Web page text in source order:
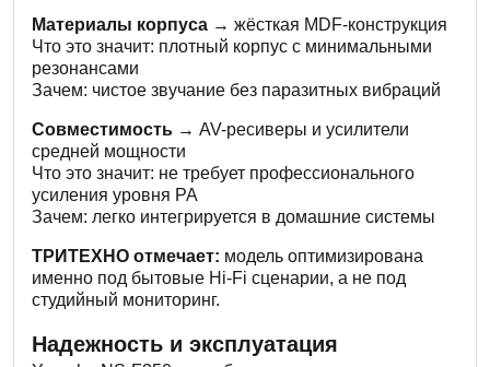
Материалы корпуса → жёсткая MDF-конструкция
Что это значит: плотный корпус с минимальными
резонансами
Зачем: чистое звучание без паразитных вибраций
Совместимость → AV-ресиверы и усилители
средней мощности
Что это значит: не требует профессионального
усиления уровня PA
Зачем: легко интегрируется в домашние системы
ТРИТЕХНО отмечает: модель оптимизирована
именно под бытовые Hi-Fi сценарии, а не под
студийный мониторинг.
Надежность и эксплуатация